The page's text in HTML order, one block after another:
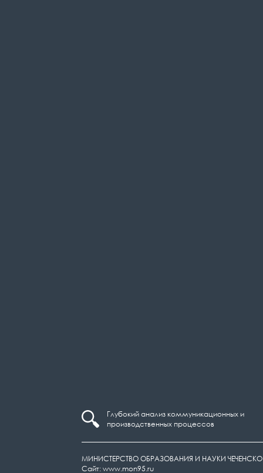
Глубокий анализ коммуникационных и
производственных процессов
МИНИСТЕРСТВО ОБРАЗОВАНИЯ И НАУКИ
Сайт: www.mon95.ru